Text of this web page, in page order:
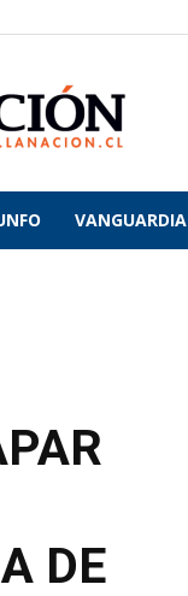
VANGUARDIA
DE